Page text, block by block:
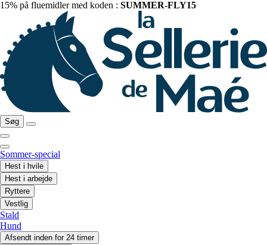
15% på fluemidler med koden : SUMMER-FLY15
Søg
Sommer-special
Hest i hvile
Hest i arbejde
Ryttere
Vestlig
Stald
Hund
Afsendt inden for 24 timer